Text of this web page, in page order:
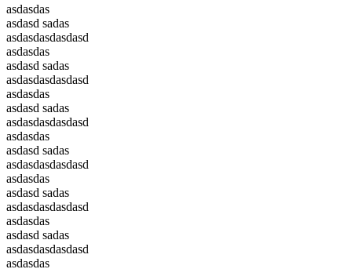
asdasdas
asdasd sadas
asdasdasdasdasd
asdasdas
asdasd sadas
asdasdasdasdasd
asdasdas
asdasd sadas
asdasdasdasdasd
asdasdas
asdasd sadas
asdasdasdasdasd
asdasdas
asdasd sadas
asdasdasdasdasd
asdasdas
asdasd sadas
asdasdasdasdasd
asdasdas